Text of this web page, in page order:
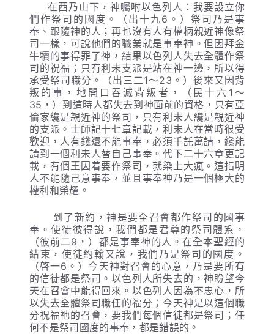
在西乃山下，神囑咐以色列人：我要設立你
們作祭司的國度。（出十九6。）祭司乃是事
奉、跟隨神的人；再也沒有人有權柄親近神像祭
司一樣，可說他們的職業就是事奉神。但因拜金
牛犢的事得罪了神，結果以色列人失去全體作祭
司的祝福；只有利未支派是站在神一邊，所以得
承受祭司職分。（出三二1～23。）後來又因背
叛的事，地開口吞滅背叛者，（民十六1～
35，）到這時人都失去到神面前的資格，只有亞
倫家纔是親近神的祭司，只有利未人纔是親近神
的支派。士師記十七章記載，利未人在當時很受
歡迎，人有錢還不能事奉，必須千託萬請，纔能
請到一個利未人替自己事奉。代下二十六章更記
載，有個王因着要作祭司，就染上大瘋。這指明
人不能隨己意事奉，並且事奉神乃是一個極大的
權利和榮耀。
到了新約，神是要全召會都作祭司的國事
奉。使徒彼得說，我們都是君尊的祭司體系，
（彼前二9，）都是事奉神的人。在全本聖經的
結束，使徒約翰又說，我們乃是祭司的國度。
（啓一6。）今天神對召會的心意，乃是要所有
的信徒都是祭司。以色列人所失去的，神盼望今
天在召會中能得回來。以色列人因為不忠心，所
以失去全體祭司職任的福分；今天神是以這個職
分祝福祂的召會，要我們每個信徒都是祭司；任
何不是祭司國度的事奉，都是錯誤的。